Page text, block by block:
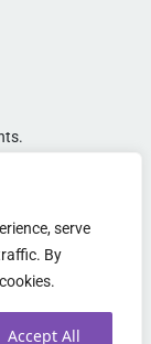
serve
By
Accept All